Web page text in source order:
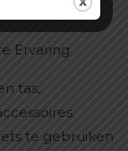
Ervaring
tas,
te gebruiken